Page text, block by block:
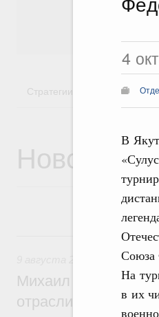
4
В
Союза
На
в их
Стратегии
Новости
Михаил Мишустин
отрасли с